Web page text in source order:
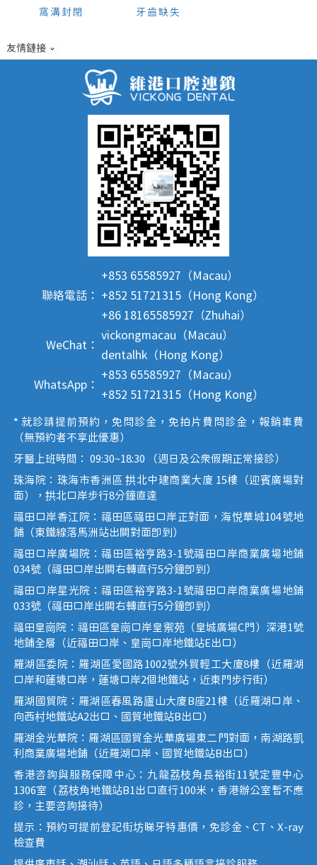
窩溝封閉 牙齒缺失
友情鏈接
聯絡電話：
+853 65585927（Macau）
+852 51721315（Hong Kong）
+86 18165585927（Zhuhai）
WeChat：
vickongmacau（Macau）
dentalhk（Hong Kong）
WhatsApp：
+853 65585927（Macau）
+852 51721315（Hong Kong）
* 就診請提前預約，免問診金，免拍片費問診金，報銷車費
（無預約者不享此優惠）
牙醫上班時間： 09:30~18:30 （週日及公眾假期正常接診）
珠海院：珠海市香洲區 拱北中建商業大廈 15樓（迎賓廣場對
面），拱北口岸步行8分鐘直達
福田口岸香江院：福田區福田口岸正對面，海悅華城104號地
鋪（東鐵線落馬洲站出關對面即到）
福田口岸廣場院：福田區裕亨路3-1號福田口岸商業廣場地鋪
034號（福田口岸出關右轉直行5分鐘即到）
福田口岸星光院：福田區裕亨路3-1號福田口岸商業廣場地鋪
033號（福田口岸出關右轉直行5分鐘即到）
福田皇崗院：福田區皇崗口岸皇禦苑（皇城廣場C門）深港1號
地鋪全層（近福田口岸、皇崗口岸地鐵站E出口）
羅湖區委院：羅湖區愛國路1002號外貿輕工大廈8樓（近羅湖
口岸和蓮塘口岸，蓮塘口岸2個地鐵站，近東門步行街）
羅湖國貿院：羅湖區春風路廬山大廈B座21樓（近羅湖口岸、
向西村地鐵站A2出口、國貿地鐵站B出口）
羅湖金光華院：羅湖區國貿金光華廣場東二門對面，南湖路凱
利商業廣場地鋪（近羅湖口岸、國貿地鐵站B出口）
香港咨詢與服務保障中心：九龍荔枝角長裕街11號定豐中心
1306室（荔枝角地鐵站B1出口直行100米，香港辦公室暫不應
診，主要咨詢接待）
提示：預約可提前登記街坊睇牙特惠價，免診金、CT、X-ray
檢查費